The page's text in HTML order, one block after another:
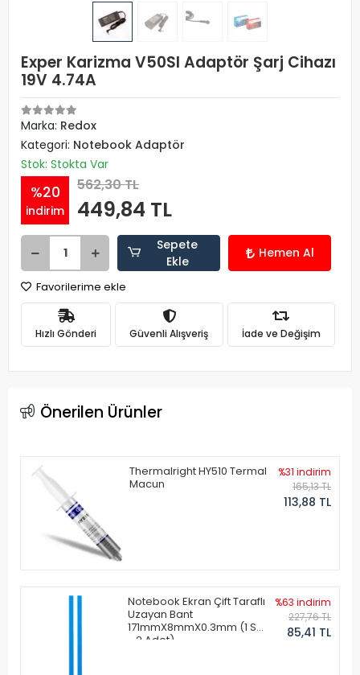
Exper Karizma V50SI Adaptör Şarj Cihazı
19V 4.74A
Marka: Redox
Kategori: Notebook Adaptör
Stok: Stokta Var
%20
indirim
562,30 TL
449,84 TL
Sepete
Ekle
Hemen Al
Favorilerime ekle
Hızlı Gönderi Güvenli Alışveriş İade ve Değişim
Önerilen Ürünler
Thermalright HY510 Termal
Macun
%31 indirim
165,13 TL
113,88 TL
Notebook Ekran Çift Taraflı
Uzayan Bant
171mmX8mmX0.3mm (1 Set
- 2 Adet)
%63 indirim
227,76 TL
85,41 TL